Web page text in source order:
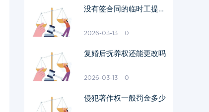
没有签合同的临时工提出
2026-03-13 0
复婚后抚养权还能更改吗
2026-03-13 0
侵犯著作权一般罚金多少